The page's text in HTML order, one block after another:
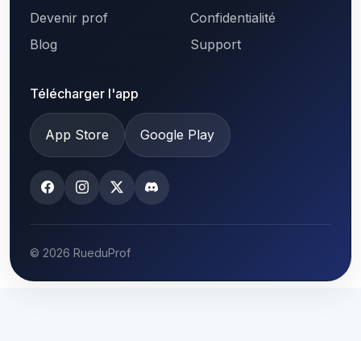
Devenir prof
Blog
Confidentialité
Support
Télécharger l'app
App Store Google Play
© 2026 RueduProf